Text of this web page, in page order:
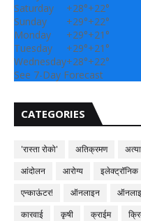
Saturday
+28°+22°
Sunday
+29°+22°
Monday
+29°+21°
Tuesday
+29°+21°
Wednesday+28°+22°
See 7-Day Forecast
CATEGORIES
'रास्ता रोको' अतिक्रमण
आंदोलन
आरोग्य इलेक्ट्रॉनिक
एन्काऊंटर!
ऑनलाइन
कारवाई
कृषी क्राईम